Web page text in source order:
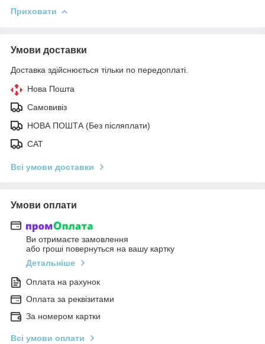
Приховати
Умови доставки
Доставка здійснюється тільки по передоплаті.
Нова Пошта
Самовивіз
НОВА ПОШТА (Без післяплати)
САТ
Всі умови доставки
Умови оплати
Ви отримаєте замовлення
або гроші повернуться на вашу картку
Детальніше
Оплата на рахунок
Оплата за реквізитами
За номером картки
Всі умови оплати